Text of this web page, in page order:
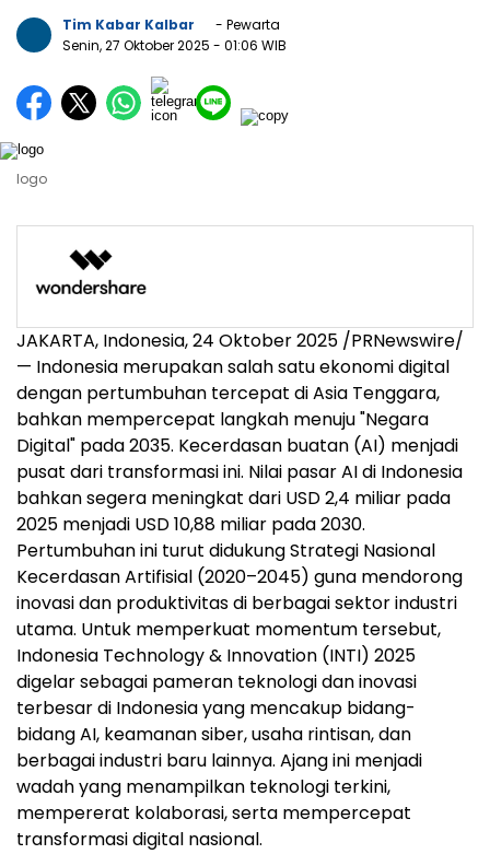
Tim Kabar Kalbar
- Pewarta
Senin, 27 Oktober 2025 - 01:06 WIB
logo
JAKARTA, Indonesia, 24 Oktober 2025 /PRNewswire/
— Indonesia merupakan salah satu ekonomi digital
dengan pertumbuhan tercepat diAsia Tenggara,
bahkan mempercepat langkah menuju "Negara
Digital" pada 2035. Kecerdasan buatan (AI) menjadi
pusat dari transformasi ini. Nilai pasar AI di Indonesia
bahkan segera meningkat dari USD 2,4 miliar pada
2025 menjadi USD 10,88 miliar pada 2030.
Pertumbuhan ini turut didukung Strategi Nasional
Kecerdasan Artifisial (2020–2045) guna mendorong
inovasi dan produktivitas di berbagai sektor industri
utama. Untuk memperkuat momentum tersebut,
Indonesia Technology & Innovation (INTI) 2025
digelar sebagai pameran teknologi dan inovasi
terbesar di Indonesiayang mencakup bidang-
bidang AI, keamanan siber, usaha rintisan, dan
berbagai industri baru lainnya. Ajang ini menjadi
wadah yang menampilkan teknologi terkini,
mempererat kolaborasi, serta mempercepat
transformasi digital nasional.